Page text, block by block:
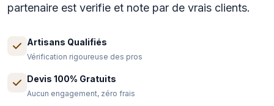
partenaire est verifie et note par de vrais clients.
Artisans Qualifiés
Vérification rigoureuse des pros
Devis 100% Gratuits
Aucun engagement, zéro frais